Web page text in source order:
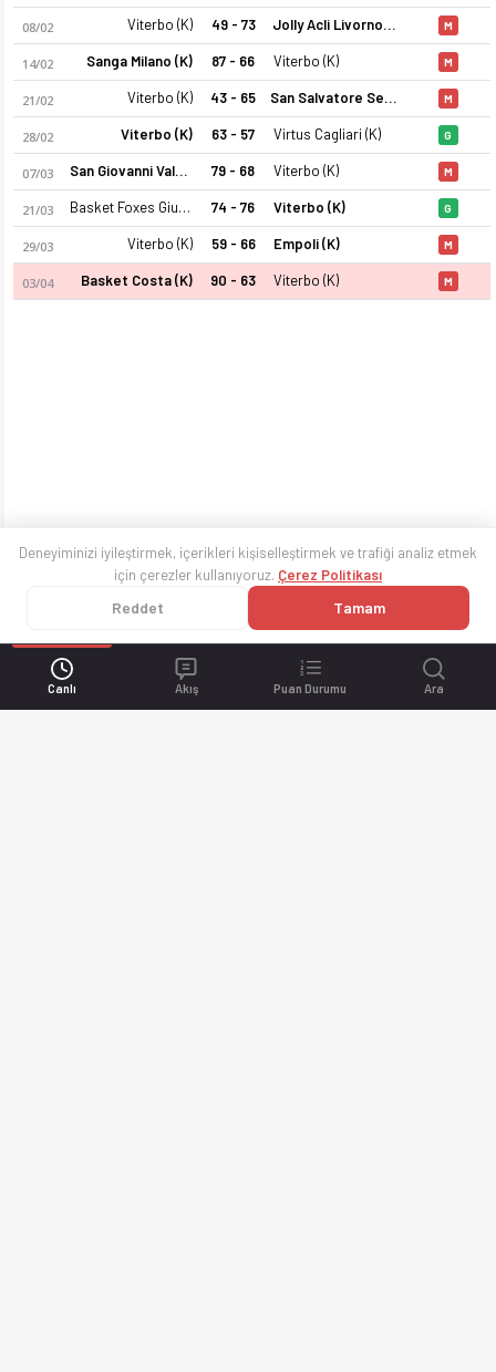
Canlı Akış Puan Durumu Ara
Basket Viterbo Ants (K) 25-26 sezonu kadrosu, maç
08/02 Viterbo (K) 49 - 73 Jolly Acli Livorno (K) M
14/02 Sanga Milano (K) 87 - 66 Viterbo (K) M
21/02 Viterbo (K) 43 - 65 San Salvatore Selargius (K) M
28/02 Viterbo (K) 63 - 57 Virtus Cagliari (K) G
07/03 San Giovanni Valdarno (K) 79 - 68 Viterbo (K) M
21/03 Basket Foxes Giussano (K) 74 - 76 Viterbo (K) G
29/03 Viterbo (K) 59 - 66 Empoli (K) M
03/04 Basket Costa (K) 90 - 63 Viterbo (K) M
Deneyiminizi iyileştirmek, içerikleri kişiselleştirmek ve trafiği analiz etmek
için çerezler kullanıyoruz. Çerez Politikası
Reddet Tamam